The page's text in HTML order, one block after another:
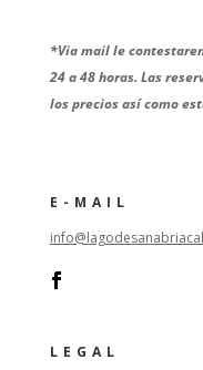
*Via mail le
24 a 48 horas. Las
los precios así como
E-MAIL
LEGAL